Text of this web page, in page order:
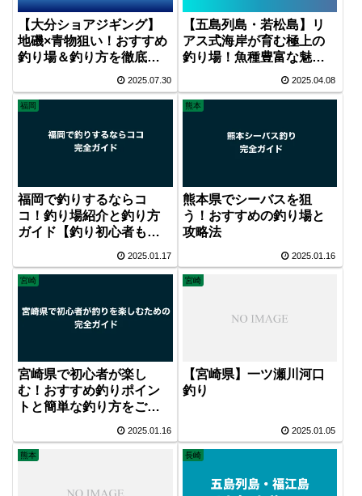
【大分ショアジギング】
地磯×青物狙い！おすすめ
釣り場＆釣り方を徹底解
2025.07.30
【五島列島・若松島】リ
アス式海岸が育む極上の
釣り場！魚種豊富な魅力
2025.04.08
福岡
福岡で釣りするならコ
コ！釣り場紹介と釣り方
ガイド【釣り初心者も必
2025.01.17
熊本
熊本県でシーバスを狙
う！おすすめの釣り場と
攻略法
2025.01.16
宮崎
宮崎県で初心者が楽し
む！おすすめ釣りポイン
トと簡単な釣り方をご紹
2025.01.16
宮崎
【宮崎県】一ツ瀬川河口
釣り
2025.01.05
熊本 長崎